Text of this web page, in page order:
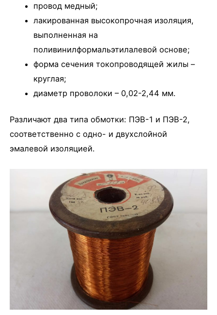
провод медный;
лакированная высокопрочная изоляция,
выполненная на
поливинилформальэтилалевой основе;
форма сечения токопроводящей жилы –
круглая;
диаметр проволоки – 0,02-2,44 мм.
Различают два типа обмотки: ПЭВ-1 и ПЭВ-2,
соответственно с одно- и двухслойной
эмалевой изоляцией.